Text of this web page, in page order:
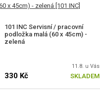
101 INC Servisní / pracovní
podložka malá (60 x 45cm) -
zelená
11.8. u Vás
330 Kč SKLADEM